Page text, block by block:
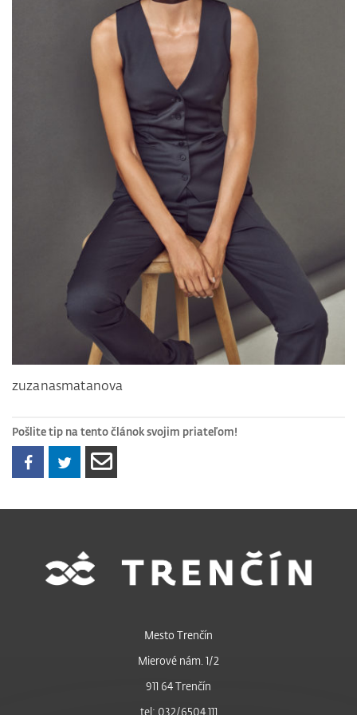
zuzanasmatanova
Pošlite tip na tento článok svojim priateľom!
Mesto Trenčín
Mierové nám. 1/2
911 64 Trenčín
tel: 032/6504 111